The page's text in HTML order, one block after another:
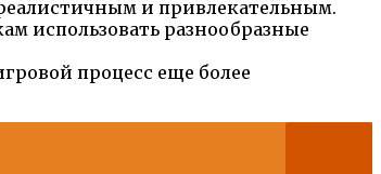
и привлекательным.
использовать разнообразные
процесс еще более